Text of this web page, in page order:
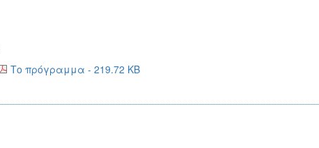
Το πρόγραμμα - 219.72 KB